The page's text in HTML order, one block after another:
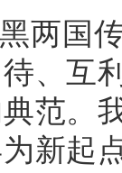
两国
、互
范。
新起